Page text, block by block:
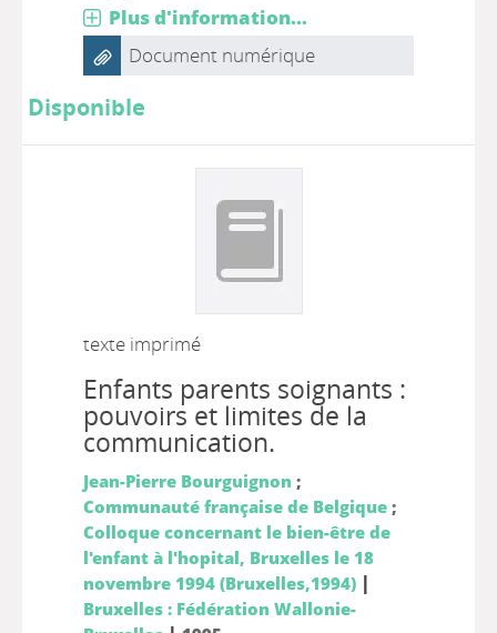
Plus d'information...
Document numérique
Disponible
texte imprimé
Enfants parents soignants :
pouvoirs et limites de la
communication.
Jean-Pierre Bourguignon ;
Communauté française de Belgique;
Colloque concernant le bien-être de
l'enfant à l'hopital, Bruxelles le 18
novembre 1994 (Bruxelles,1994) |
Bruxelles : Fédération Wallonie-